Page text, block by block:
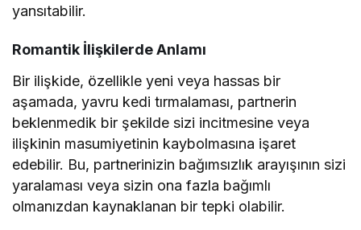
yansıtabilir.
Romantik İlişkilerde Anlamı
Bir ilişkide, özellikle yeni veya hassas bir
aşamada, yavru kedi tırmalaması, partnerin
beklenmedik bir şekilde sizi incitmesine veya
ilişkinin masumiyetinin kaybolmasına işaret
edebilir. Bu, partnerinizin bağımsızlık arayışının sizi
yaralaması veya sizin ona fazla bağımlı
olmanızdan kaynaklanan bir tepki olabilir.